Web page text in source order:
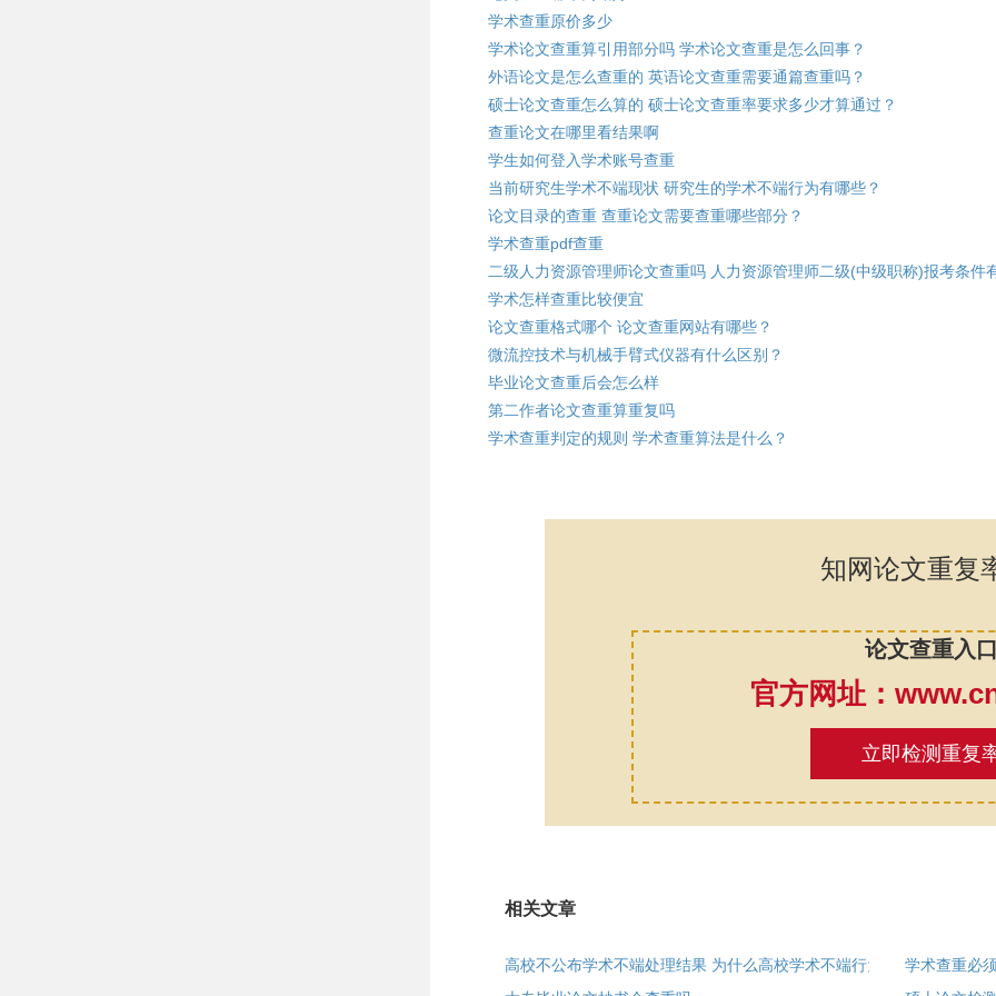
学术查重原价多少
学术论文查重算引用部分吗 学术论文查重是怎么回事？
外语论文是怎么查重的 英语论文查重需要通篇查重吗？
硕士论文查重怎么算的 硕士论文查重率要求多少才算通过？
查重论文在哪里看结果啊
学生如何登入学术账号查重
当前研究生学术不端现状 研究生的学术不端行为有哪些？
论文目录的查重 查重论文需要查重哪些部分？
学术查重pdf查重
二级人力资源管理师论文查重吗 人力资源管理师二级(中级职称)报考条件
学术怎样查重比较便宜
论文查重格式哪个 论文查重网站有哪些？
微流控技术与机械手臂式仪器有什么区别？
毕业论文查重后会怎么样
第二作者论文查重算重复吗
学术查重判定的规则 学术查重算法是什么？
知网论文重复
论文查重入
官方网址：
立即检测重复
相关文章
高校不公布学术不端处理结果 为什么高校学术不端行为
学术查重必